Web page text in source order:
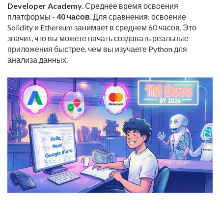
Developer Academy . Среднее время освоения
платформы - 40 часов . Для сравнения: освоение
Solidity и Ethereum занимает в среднем 60 часов. Это
значит, что вы можете начать создавать реальные
приложения быстрее, чем вы изучаете Python для
анализа данных.